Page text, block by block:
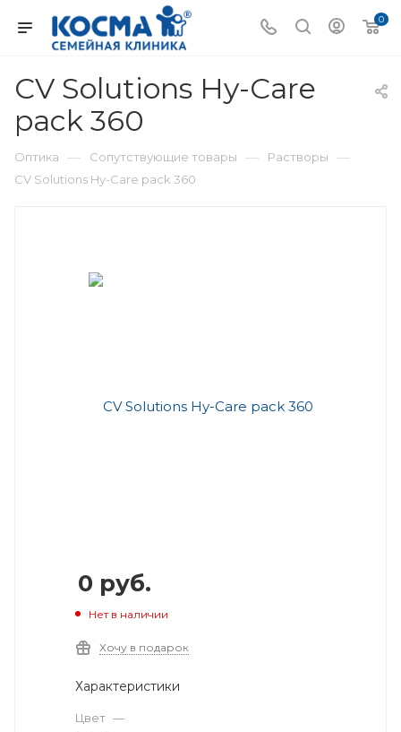
0
CV Solutions Hy-Care
pack 360
Оптика — Сопутствующие товары — Растворы —
CV Solutions Hy-Care pack 360
0 руб.
Нет в наличии
Хочу в подарок
Характеристики
Цвет —